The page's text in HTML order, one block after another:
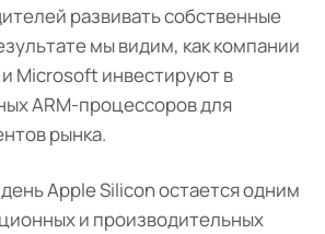
развивать собственные
мы видим, как компании
Microsoft инвестируют в
ARM-процессоров для
рынка.
Apple Silicon остается одним
и производительных